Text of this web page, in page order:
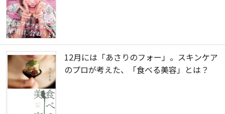
12月には「あさりのフォー」。スキンケア
のプロが考えた、「食べる美容」とは？